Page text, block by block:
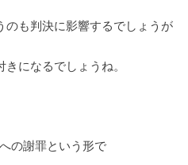
のも判決に影響するでしょうが
になるでしょうね。
の謝罪という形で